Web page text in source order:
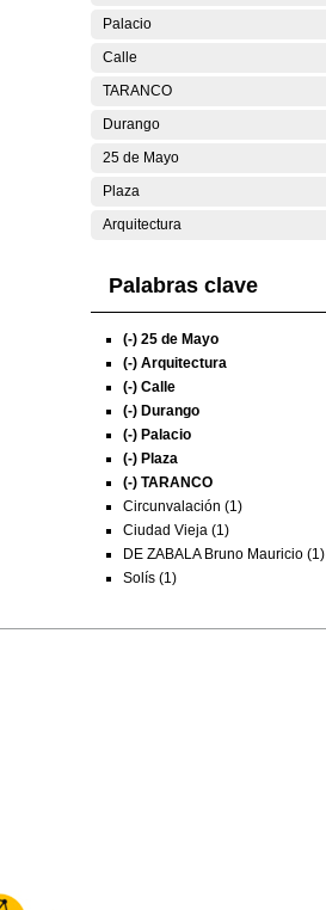
Palacio
Calle
TARANCO
Durango
25 de Mayo
Plaza
Arquitectura
Palabras clave
(-) 25 de Mayo
(-) Arquitectura
(-) Calle
(-) Durango
(-) Palacio
(-) Plaza
(-) TARANCO
Circunvalación (1)
Ciudad Vieja (1)
DE ZABALA Bruno Mauricio (1)
Solís (1)